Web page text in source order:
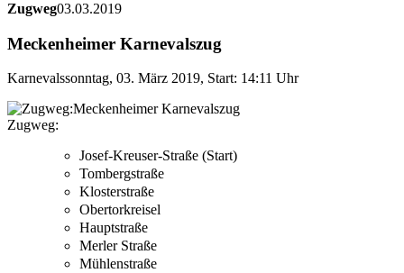
Zugweg03.03.2019
Meckenheimer Karnevalszug
Karnevalssonntag, 03. März 2019, Start: 14:11 Uhr
Zugweg:
Josef-Kreuser-Straße (Start)
Tombergstraße
Klosterstraße
Obertorkreisel
Hauptstraße
Merler Straße
Mühlenstraße